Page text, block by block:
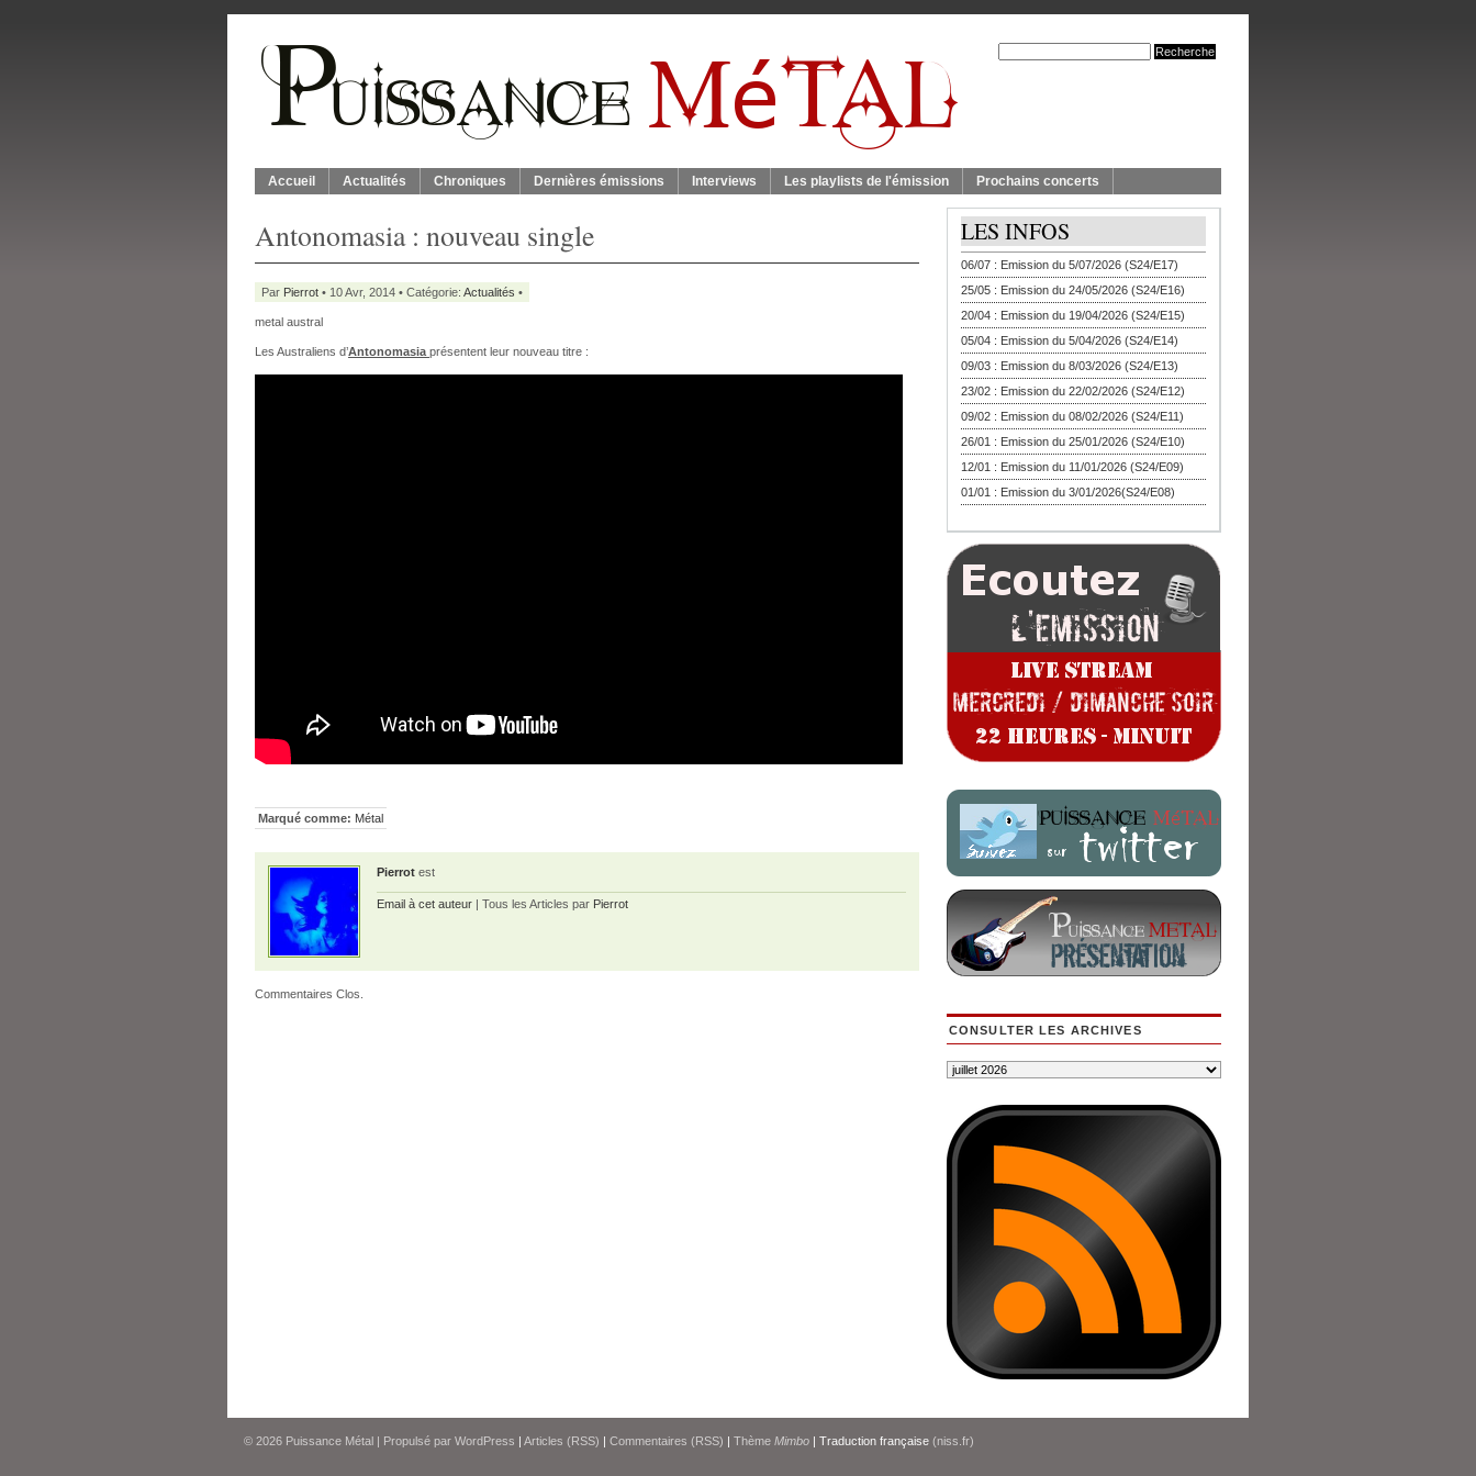
Accueil Actualités Chroniques Dernières émissions Interviews Les playlists de l'émission Prochains concerts
Antonomasia : nouveau single
Par Pierrot • 10 Avr, 2014 • Catégorie: Actualités •
metal austral
Les Australiens d’Antonomasia présentent leur nouveau titre :
Marqué comme: Métal
Pierrot est
Email à cet auteur | Tous les Articles par Pierrot
Commentaires Clos.
LES INFOS
06/07 : Emission du 5/07/2026 (S24/E17)
25/05 : Emission du 24/05/2026 (S24/E16)
20/04 : Emission du 19/04/2026 (S24/E15)
05/04 : Emission du 5/04/2026 (S24/E14)
09/03 : Emission du 8/03/2026 (S24/E13)
23/02 : Emission du 22/02/2026 (S24/E12)
09/02 : Emission du 08/02/2026 (S24/E11)
26/01 : Emission du 25/01/2026 (S24/E10)
12/01 : Emission du 11/01/2026 (S24/E09)
01/01 : Emission du 3/01/2026(S24/E08)
CONSULTER LES ARCHIVES
© 2026 Puissance Métal | Propulsé par WordPress | Articles (RSS) | Commentaires (RSS) | Thème Mimbo | Traduction française (niss.fr)